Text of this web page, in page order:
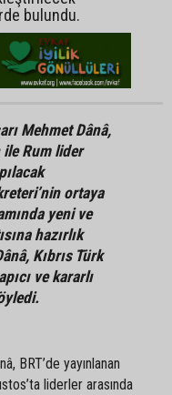
bulundu.
Mehmet Dânâ,
ile Rum lider
ortaya
yeni ve
hazırlık
Kıbrıs Türk
ve kararlı
BRT’de yayınlanan
liderler arasında